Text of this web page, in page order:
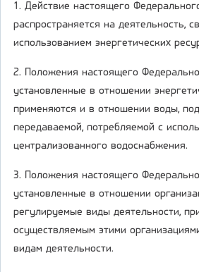
1. Действие настоящего
распространяется на деятельность,
использованием энергетических
2. Положения настоящего
установленные в отношении
применяются и в отношении воды,
передаваемой, потребляемой с
централизованного водоснабжения.
3. Положения настоящего
установленные в отношении
регулируемые виды деятельности,
осуществляемым этими
видам деятельности.